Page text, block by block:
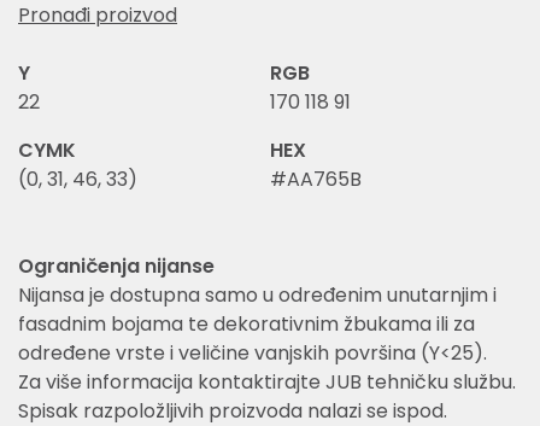
Pronađi proizvod
Y
22
RGB
170 118 91
CYMK
(0, 31, 46, 33)
HEX
#AA765B
Ograničenja nijanse
Nijansa je dostupna samo u određenim unutarnjim i
fasadnim bojama te dekorativnim žbukama ili za
određene vrste i veličine vanjskih površina (Y<25).
Za više informacija kontaktirajte JUB tehničku službu.
Spisak razpoložljivih proizvoda nalazi se ispod.